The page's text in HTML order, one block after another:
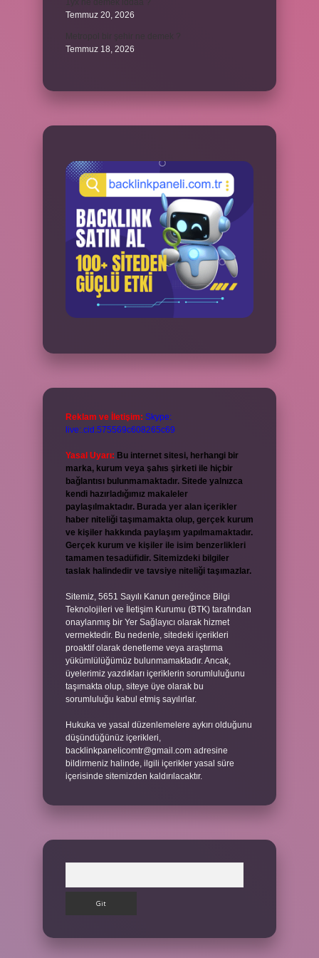
Temmuz 20, 2026
Temmuz 18, 2026
Reklam ve İletişim: Skype:
live:.cid.575569c608265c69
Yasal Uyarı: Bu internet sitesi, herhangi bir
marka, kurum veya şahıs şirketi ile hiçbir
bağlantısı bulunmamaktadır. Sitede yalnızca
kendi hazırladığımız makaleler
paylaşılmaktadır. Burada yer alan içerikler
haber niteliği taşımamakta olup, gerçek kurum
ve kişiler hakkında paylaşım yapılmamaktadır.
Gerçek kurum ve kişiler ile isim benzerlikleri
tamamen tesadüfidir. Sitemizdeki bilgiler
taslak halindedir ve tavsiye niteliği taşımazlar.
Sitemiz, 5651 Sayılı Kanun gereğince Bilgi
Teknolojileri ve İletişim Kurumu (BTK) tarafından
onaylanmış bir Yer Sağlayıcı olarak hizmet
vermektedir. Bu nedenle, sitedeki içerikleri
proaktif olarak denetleme veya araştırma
yükümlülüğümüz bulunmamaktadır. Ancak,
üyelerimiz yazdıkları içeriklerin sorumluluğunu
taşımakta olup, siteye üye olarak bu
sorumluluğu kabul etmiş sayılırlar.
Hukuka ve yasal düzenlemelere aykırı olduğunu
düşündüğünüz içerikleri,
backlinkpanelicomtr@gmail.com adresine
bildirmeniz halinde, ilgili içerikler yasal süre
içerisinde sitemizden kaldırılacaktır.